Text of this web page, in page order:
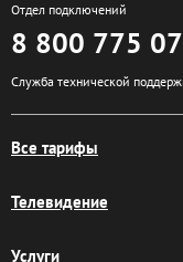
Отдел подключений
8 800 775
Служба технической
Все тарифы
Телевидение
Услуги